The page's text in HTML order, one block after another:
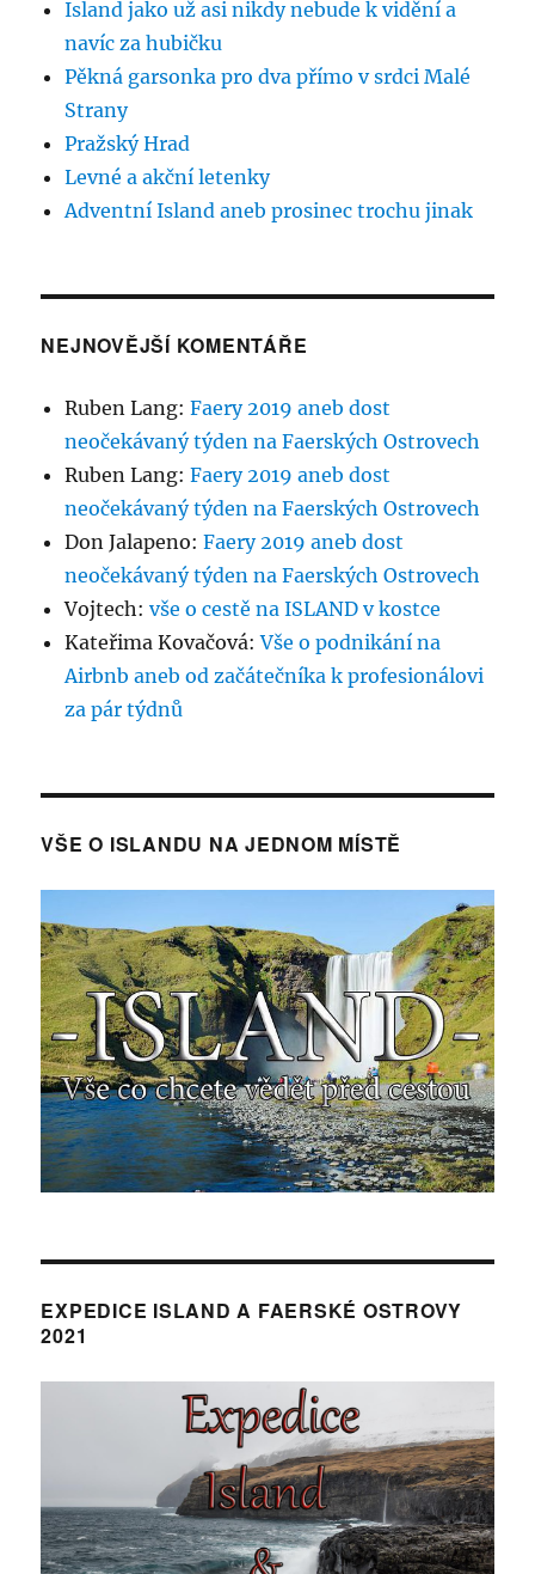
Island jako už asi nikdy nebude k vidění a
navíc za hubičku
Pěkná garsonka pro dva přímo v srdci Malé
Strany
Pražský Hrad
Levné a akční letenky
Adventní Island aneb prosinec trochu jinak
NEJNOVĚJŠÍ KOMENTÁŘE
Ruben Lang:Faery 2019 aneb dost
neočekávaný týden na Faerských Ostrovech
Ruben Lang:Faery 2019 aneb dost
neočekávaný týden na Faerských Ostrovech
Don Jalapeno:Faery 2019 aneb dost
neočekávaný týden na Faerských Ostrovech
Vojtech:vše o cestě na ISLAND v kostce
Kateřima Kovačová:Vše o podnikání na
Airbnb aneb od začátečníka k profesionálovi
za pár týdnů
VŠE O ISLANDU NA JEDNOM MÍSTĚ
EXPEDICE ISLAND A FAERSKÉ OSTROVY
2021